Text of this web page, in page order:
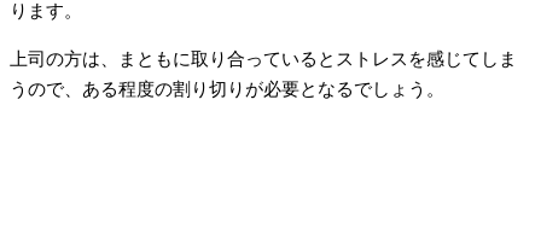
ります。
上司の方は、まともに取り合っているとストレスを感じてしま
うので、ある程度の割り切りが必要となるでしょう。